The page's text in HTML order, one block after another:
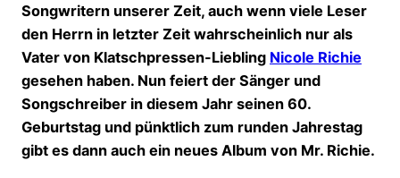
Songwritern unserer Zeit, auch wenn viele Leser
den Herrn in letzter Zeit wahrscheinlich nur als
Vater von Klatschpressen-Liebling Nicole Richie
gesehen haben. Nun feiert der Sänger und
Songschreiber in diesem Jahr seinen 60.
Geburtstag und pünktlich zum runden Jahrestag
gibt es dann auch ein neues Album von Mr. Richie.